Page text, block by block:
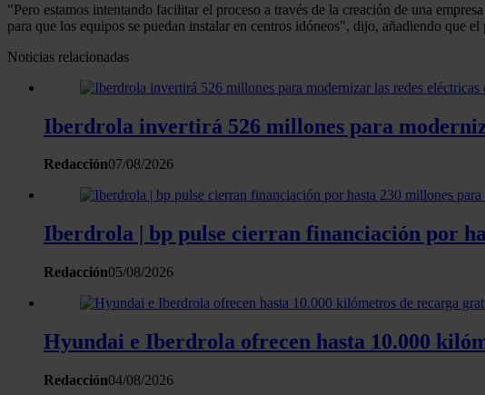
"Pero estamos intentando facilitar el proceso a través de la creación de una empresa
para que los equipos se puedan instalar en centros idóneos", dijo, añadiendo que
Noticias relacionadas
Iberdrola invertirá 526 millones para
Redacción07/08/2026
Iberdrola | bp pulse cierran financiación por
Redacción05/08/2026
Hyundai e Iberdrola ofrecen hasta 10.000
Redacción04/08/2026